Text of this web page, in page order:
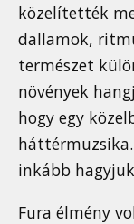
közelítették
dallamok,
természet
növények
hogy egy
inkább
Fura élmény